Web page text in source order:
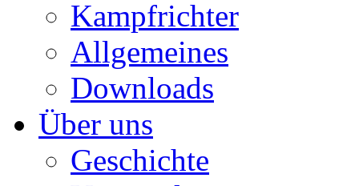
Kampfrichter
Allgemeines
Downloads
Über uns
Geschichte